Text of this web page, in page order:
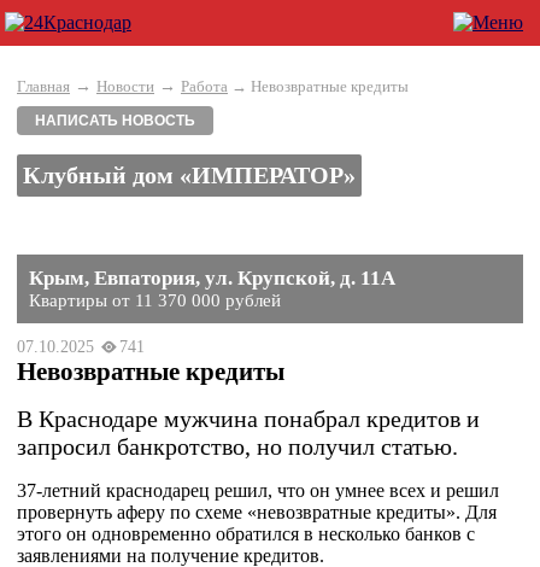
Главная → Новости → Работа → Невозвратные кредиты
НАПИСАТЬ НОВОСТЬ
Клубный дом «ИМПЕРАТОР»
Крым, Евпатория, ул. Крупской, д. 11А
Квартиры от 11 370 000 рублей
07.10.2025 741
Невозвратные кредиты
В Краснодаре мужчина понабрал кредитов и
запросил банкротство, но получил статью.
37-летний краснодарец решил, что он умнее всех и решил
провернуть аферу по схеме «невозвратные кредиты». Для
этого он одновременно обратился в несколько банков с
заявлениями на получение кредитов.